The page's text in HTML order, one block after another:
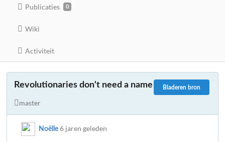
Publicaties 0
Wiki
Activiteit
Bladeren bron
Revolutionaries don't need a name
master
Noëlle 6 jaren geleden